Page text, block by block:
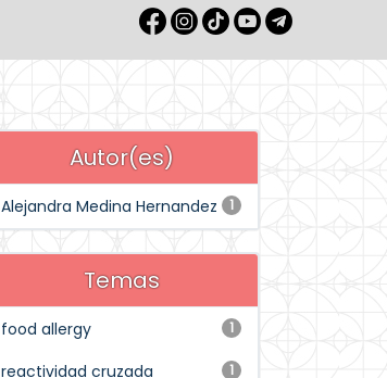
Autor(es)
1
Alejandra Medina Hernandez
Temas
1
food allergy
1
reactividad cruzada